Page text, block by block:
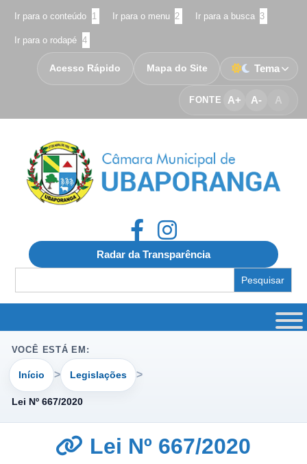
Ir para o conteúdo 1 Ir para o menu 2 Ir para a busca 3
Ir para o rodapé 4
FONTE A+ A- A
Acesso Rápido Mapa do Site Tema
Radar da Transparência
for:
VOCÊ ESTÁ EM:
Início Legislações
Lei Nº 667/2020
Lei Nº 667/2020